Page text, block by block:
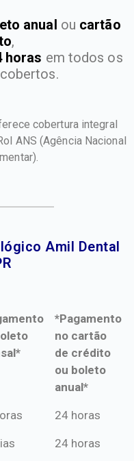
anual ou cartão
,
horas em todos os
cobertura integral
ANS(Agência Nacional
Amil Dental
*Pagamento
no cartão
de crédito
ou boleto
anual*
*Pagamento
de crédito
24 horas
24 horas